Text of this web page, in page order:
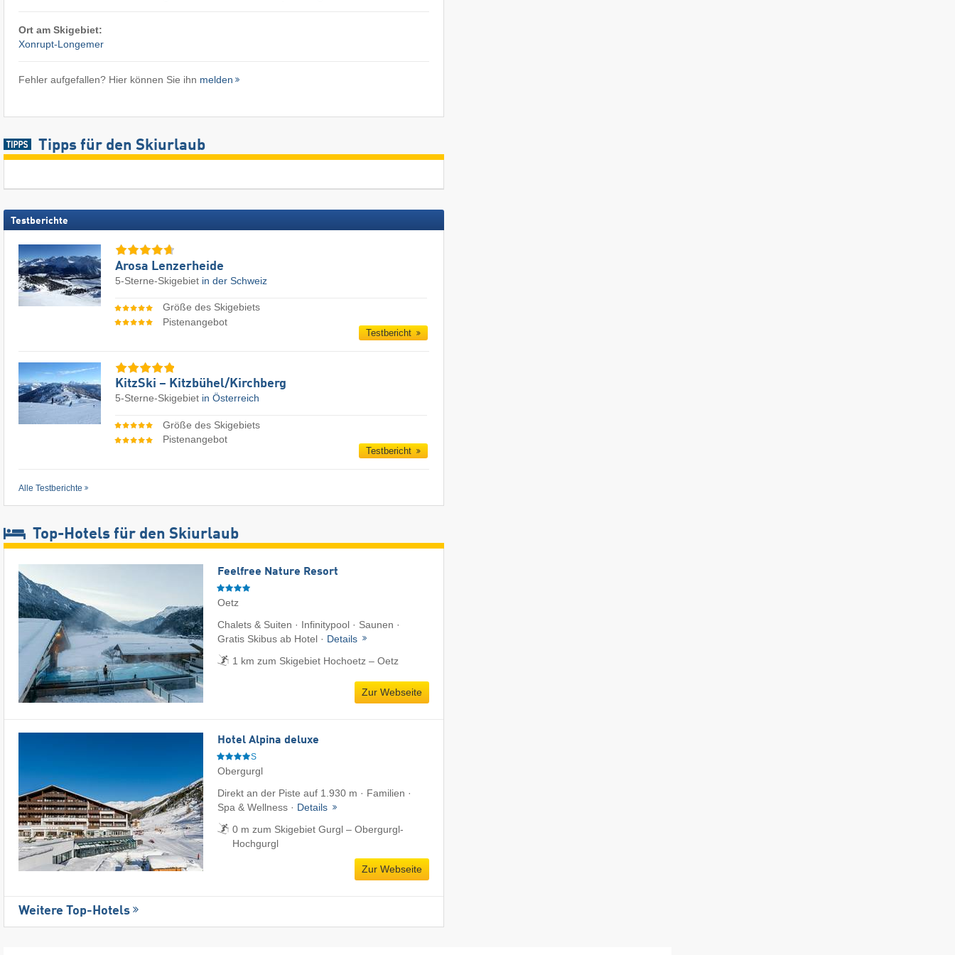
Ort am Skigebiet:
Xonrupt-Longemer
Fehler aufgefallen? Hier können Sie ihn melden
Tipps für den Skiurlaub
Testberichte
Arosa Lenzerheide
5-Sterne-Skigebiet in der Schweiz
Größe des Skigebiets
Pistenangebot
Testbericht
KitzSki – Kitzbühel/​Kirchberg
5-Sterne-Skigebiet in Österreich
Größe des Skigebiets
Pistenangebot
Testbericht
Alle Testberichte
Top-Hotels für den Skiurlaub
Feelfree Nature Resort
Oetz
Chalets & Suiten · Infinitypool · Saunen ·
Gratis Skibus ab Hotel · Details
1 km zum Skigebiet Hochoetz – Oetz
Zur Webseite
Hotel Alpina deluxe
S
Obergurgl
Direkt an der Piste auf 1.930 m · Familien ·
Spa & Wellness · Details
0 m zum Skigebiet Gurgl – Obergurgl-
Hochgurgl
Zur Webseite
Weitere Top-Hotels